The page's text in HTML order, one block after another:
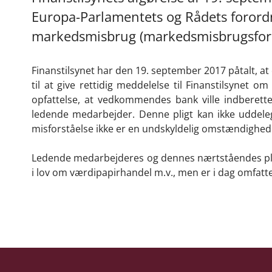
Europa-Parlamentets og Rådets
markedsmisbrug
Finanstilsynet har den 19. september 2017 påtalt,
til at give rettidig meddelelse til Finanstilsynet
opfattelse, at vedkommendes bank ville
ledende medarbejder. Denne pligt kan ikke
misforståelse ikke er en undskyldelig
Ledende medarbejderes og dennes nærtståendes
i lov om værdipapirhandel m.v., men er i dag